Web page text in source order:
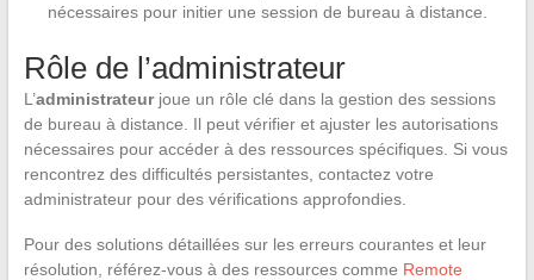
nécessaires pour initier une session de bureau à distance.
Rôle de l’administrateur
L’administrateurjoue un rôle clé dans la gestion des sessions
de bureau à distance. Il peut vérifier et ajuster les autorisations
nécessaires pour accéder à des ressources spécifiques. Si vous
rencontrez des difficultés persistantes, contactez votre
administrateur pour des vérifications approfondies.
Pour des solutions détaillées sur les erreurs courantes et leur
résolution, référez-vous à des ressources comme Remote